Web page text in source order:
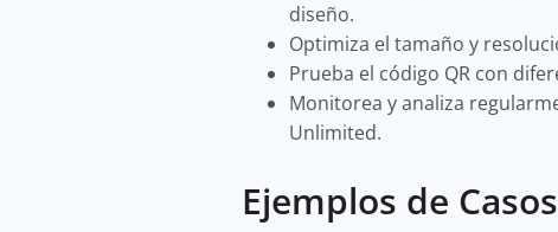
diseño.
Optimiza el tamaño y
Prueba el código QR con
Monitorea y analiza
Unlimited.
Ejemplos de